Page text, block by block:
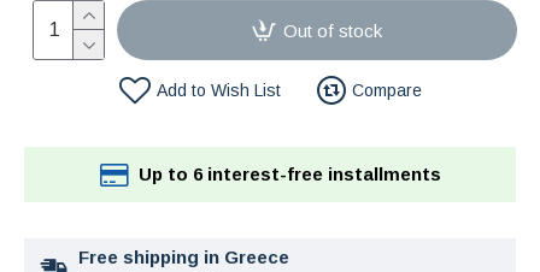
Out of stock
Add to Wish List Compare
Free shipping in Greece
Up to 6 interest-free installments